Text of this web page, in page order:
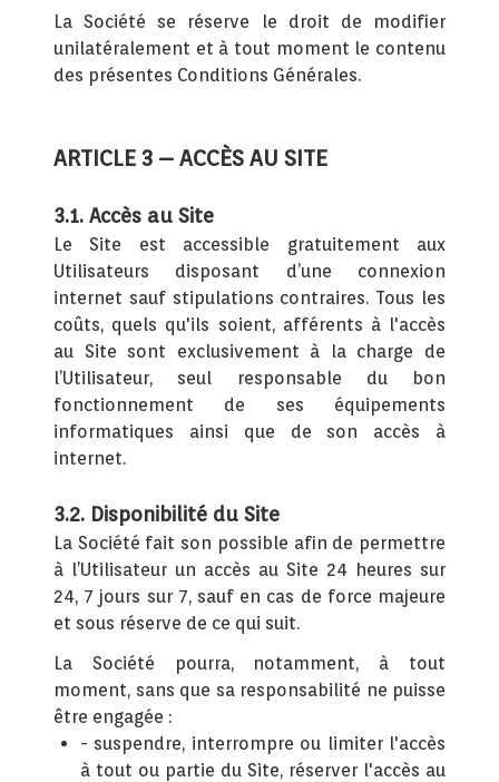
La Société se réserve le droit de modifier
unilatéralement et à tout moment le contenu
des présentes Conditions Générales.
ARTICLE 3 – ACCÈS AU SITE
3.1. Accès au Site
Le Site est accessible gratuitement aux
Utilisateurs disposant d’une connexion
internet sauf stipulations contraires. Tous les
coûts, quels qu'ils soient, afférents à l'accès
au Site sont exclusivement à la charge de
l’Utilisateur, seul responsable du bon
fonctionnement de ses équipements
informatiques ainsi que de son accès à
internet.
3.2. Disponibilité du Site
La Société fait son possible afin de permettre
à l’Utilisateur un accès au Site 24 heures sur
24, 7 jours sur 7, sauf en cas de force majeure
et sous réserve de ce qui suit.
La Société pourra, notamment, à tout
moment, sans que sa responsabilité ne puisse
être engagée :
- suspendre, interrompre ou limiter l'accès
à tout ou partie du Site, réserver l'accès au